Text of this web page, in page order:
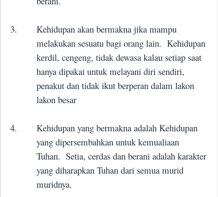
3.
Kehidupan akan bermakna jika mampu
melakukan sesuatu bagi orang lain. Kehidupan
kerdil, cengeng, tidak dewasa kalau setiap saat
hanya dipakai untuk melayani diri sendiri,
penakut dan tidak ikut berperan dalam lakon
lakon besar
4.
Kehidupan yang bermakna adalah Kehidupan
yang dipersembahkan untuk kemualiaan
Tuhan. Setia, cerdas dan berani adalah karakter
yang diharapkan Tuhan dari semua murid
muridnya.